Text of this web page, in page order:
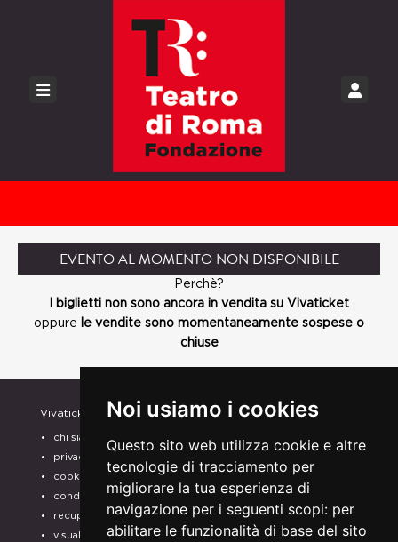
Noi usiamo i cookies
Questo sito web utilizza cookie e altre
tecnologie di tracciamento per
migliorare la tua esperienza di
navigazione per i seguenti scopi: per
abilitare le funzionalità di base del sito
EVENTO AL MOMENTO NON DISPONIBILE
Perchè?
I biglietti non sono ancora in vendita su Vivaticket
oppure
le vendite sono momentaneamente sospese o
chiuse
Vivaticket
chi siamo
privacy
cookie
condizioni generali
recupero prenotazioni
visualizza ricevuta
Aiuto e Assistenza
modalità di pagamento
assistenza
odr
fatturazione elettronica